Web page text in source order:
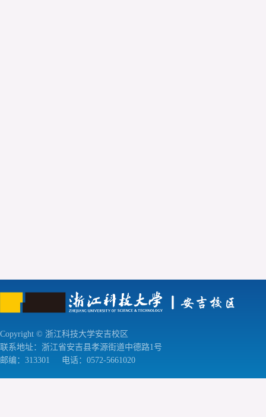
Copyright © 浙江科技大学安吉校区
联系地址：浙江省安吉县孝源街道中德路1号
邮编：313301
电话：0572-5661020